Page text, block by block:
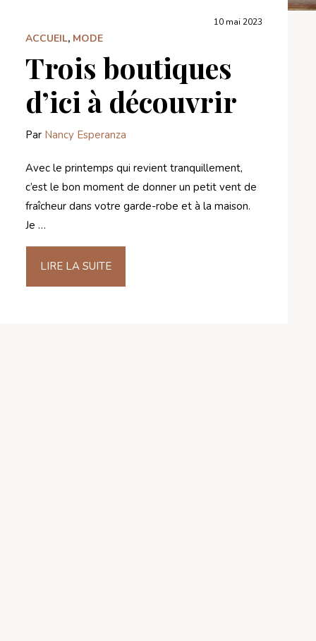
10 mai 2023
ACCUEIL, MODE
Trois boutiques
d’ici à découvrir
Par Nancy Esperanza
Avec le printemps qui revient tranquillement,
c’est le bon moment de donner un petit vent de
fraîcheur dans votre garde-robe et à la maison.
Je …
LIRE LA SUITE